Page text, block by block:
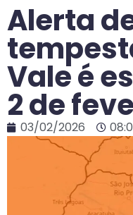
Alerta
Vale é
2 de
03/02/2026